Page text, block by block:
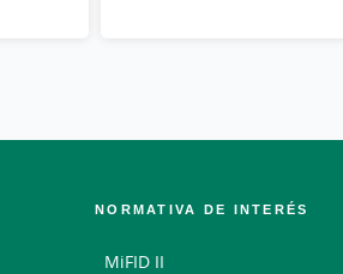
NORMATIVA DE INTERÉS
MiFID II